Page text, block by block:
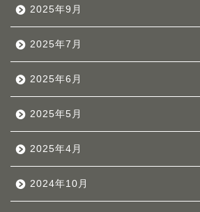
2025年9月
2025年7月
2025年6月
2025年5月
2025年4月
2024年10月